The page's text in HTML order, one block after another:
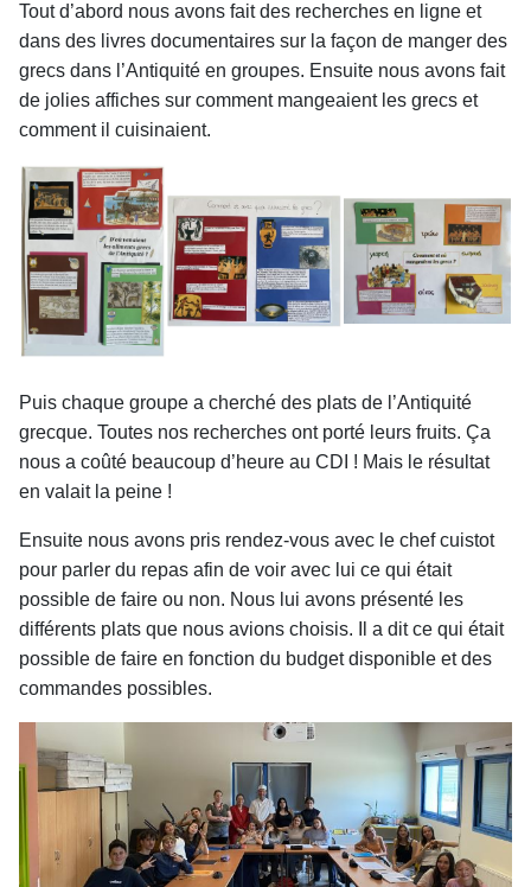
Tout d’abord nous avons fait des recherches en ligne et
dans des livres documentaires sur la façon de manger des
grecs dans l’Antiquité en groupes. Ensuite nous avons fait
de jolies affiches sur comment mangeaient les grecs et
comment il cuisinaient.
Puis chaque groupe a cherché des plats de l’Antiquité
grecque. Toutes nos recherches ont porté leurs fruits. Ça
nous a coûté beaucoup d’heure au CDI ! Mais le résultat
en valait la peine !
Ensuite nous avons pris rendez-vous avec le chef cuistot
pour parler du repas afin de voir avec lui ce qui était
possible de faire ou non. Nous lui avons présenté les
différents plats que nous avions choisis. Il a dit ce qui était
possible de faire en fonction du budget disponible et des
commandes possibles.